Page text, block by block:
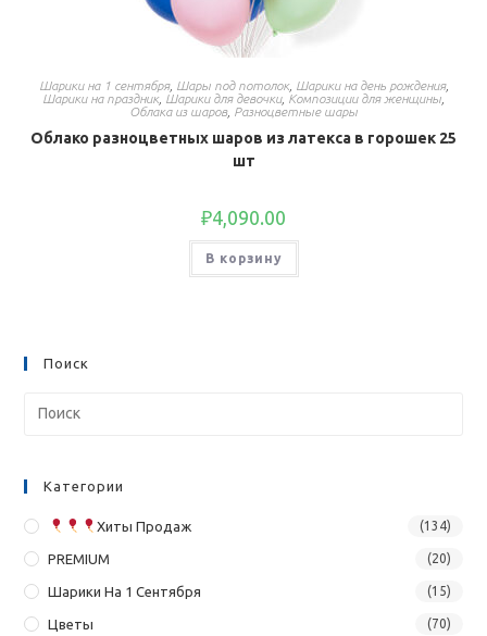
Шарики на 1 сентября, Шары под потолок, Шарики на день рождения,
Шарики на праздник, Шарики для девочки, Композиции для женщины
Облака из шаров, Разноцветные шары
Облако разноцветных шаров из латекса в горошек 25
шт
₽4,090.00
В корзину
Поиск
Категории
Хиты Продаж (134)
PREMIUM (20)
Шарики На 1 Сентября (15)
Цветы (70)